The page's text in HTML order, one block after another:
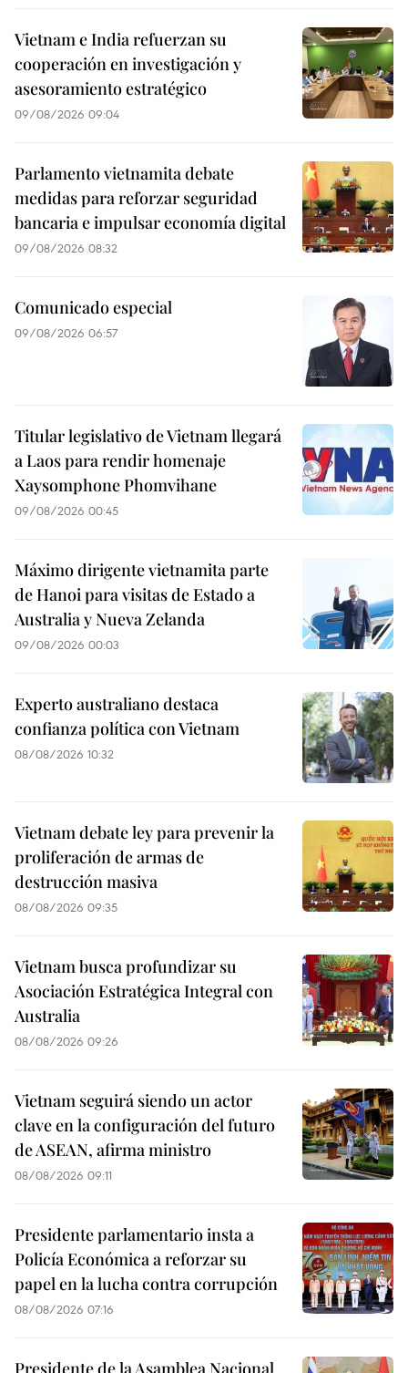
Vietnam e India refuerzan su
cooperación en investigación y
asesoramiento estratégico
09/08/2026 09:04
Parlamento vietnamita debate
medidas para reforzar seguridad
bancaria e impulsar economía digital
09/08/2026 08:32
Comunicado especial
09/08/2026 06:57
Titular legislativo de Vietnam llegará
a Laos para rendir homenaje
Xaysomphone Phomvihane
09/08/2026 00:45
Máximo dirigente vietnamita parte
de Hanoi para visitas de Estado a
Australia y Nueva Zelanda
09/08/2026 00:03
Experto australiano destaca
confianza política con Vietnam
08/08/2026 10:32
Vietnam debate ley para prevenir la
proliferación de armas de
destrucción masiva
08/08/2026 09:35
Vietnam busca profundizar su
Asociación Estratégica Integral con
Australia
08/08/2026 09:26
Vietnam seguirá siendo un actor
clave en la configuración del futuro
de ASEAN, afirma ministro
08/08/2026 09:11
Presidente parlamentario insta a
Policía Económica a reforzar su
papel en la lucha contra corrupción
08/08/2026 07:16
Presidente de la Asamblea Nacional